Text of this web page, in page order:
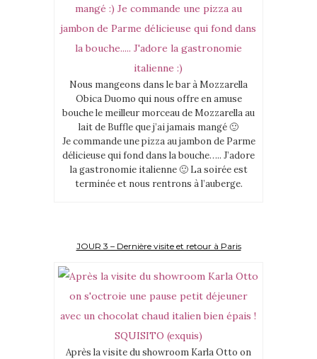
Nous mangeons dans le bar à Mozzarella
Obica Duomo qui nous offre en amuse
bouche le meilleur morceau de Mozzarella au
lait de Buffle que j’ai jamais mangé 🙂
Je commande une pizza au jambon de Parme
délicieuse qui fond dans la bouche….. J’adore
la gastronomie italienne 🙂 La soirée est
terminée et nous rentrons à l’auberge.
JOUR 3 – Dernière visite et retour à Paris
Après la visite du showroom Karla Otto on